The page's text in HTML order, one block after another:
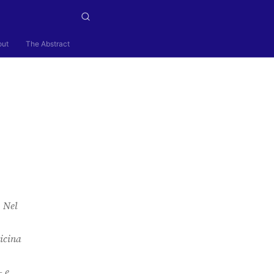
The Abstract
Nel